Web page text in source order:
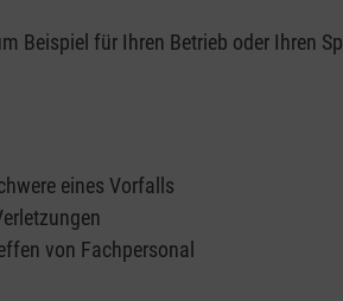
Beispiel für Ihren Betrieb oder Ihren
eines Vorfalls
von Fachpersonal